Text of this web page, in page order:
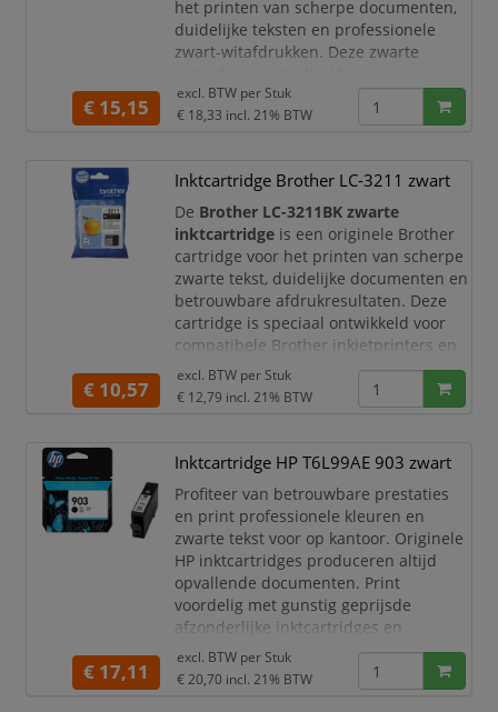
het printen van scherpe documenten,
duidelijke teksten en professionele
zwart-witafdrukken. Deze zwarte
geselecteerde Canon PIXMA TS-printers
en levert betrouwbare kwaliteit bij
De Canon PG-560 bevat
pigmentinkt, waardoor tekst helder,
strak
€ 15,15
excl. BTW per Stuk
€ 18,33 incl. 21% BTW
Inktcartridge Brother LC-3211 zwart
De Brother LC-3211BK zwarte
inktcartridge is een originele Brother
cartridge voor het printen van scherpe
zwarte tekst, duidelijke documenten en
betrouwbare afdrukresultaten. Deze
cartridge is speciaal ontwikkeld voor
compatibele Brother inkjetprinters en
multifunctionals. Ideaal voor
thuisgebruik, thuiswerkplekken en
kleine kantoren waar u wilt vertrouwen
printprestaties.
Met de originele Brother LC-3211
€ 10,57
excl. BTW per Stuk
€ 12,79 incl. 21% BTW
Inktcartridge HP T6L99AE 903 zwart
Profiteer van betrouwbare prestaties
en print professionele kleuren en
zwarte tekst voor op kantoor. Originele
HP inktcartridges produceren altijd
opvallende documenten. Print
voordelig met gunstig geprijsde
afzonderlijke inktcartridges en
optionele high-capacity cartridges.
Paginaopbrengst (zwart-wit): 300
€ 17,11
excl. BTW per Stuk
€ 20,70 incl. 21% BTW